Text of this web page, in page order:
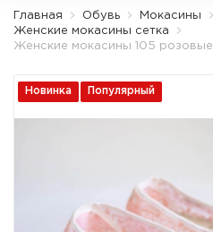
Главная Обувь Мокасины
Женские мокасины сетка
Женские мокасины 105 розовые
Новинка Популярный